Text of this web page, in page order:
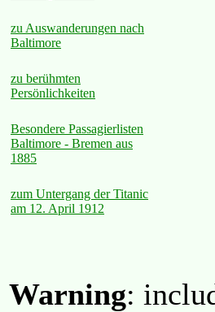
zu Auswanderungen nach
Baltimore
zu berühmten
Persönlichkeiten
Besondere Passagierlisten
Baltimore - Bremen aus
1885
zum Untergang der Titanic
am 12. April 1912
Warning: